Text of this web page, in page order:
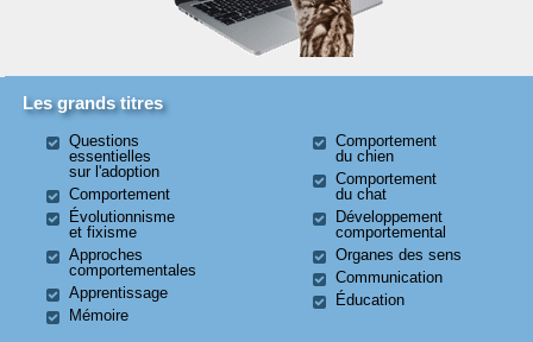
Les grands titres
Questions
essentielles
sur l'adoption
Comportement
Évolutionnisme
et fixisme
Approches
comportementales
Apprentissage
Mémoire
Comportement
du chien
Comportement
du chat
Développement
comportemental
Organes des sens
Communication
Éducation